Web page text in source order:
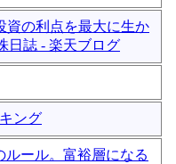
資の利点を最大に生か
日誌 - 楽天ブログ
ング
ルール。富裕層になる